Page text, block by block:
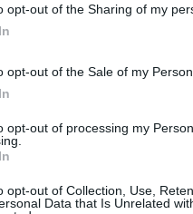
opt-out of the Sharing of my
opt-out of the Sale of my
opt-out of processing my
opt-out of Collection, Use,
Data that Is Unrelated
Hammametissa 11
Mikä on Hammametin
2011
13 ℃